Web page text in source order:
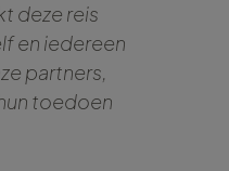
deze reis
en iedereen
partners,
toedoen